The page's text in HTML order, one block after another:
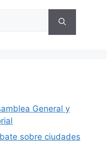
General y
sobre ciudades